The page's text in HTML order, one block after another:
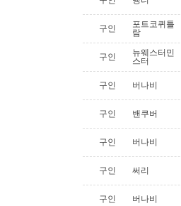
구인
포트코퀴틀
람
구인
뉴웨스터민
스터
구인 버나비
구인 밴쿠버
구인 버나비
구인 써리
구인 버나비